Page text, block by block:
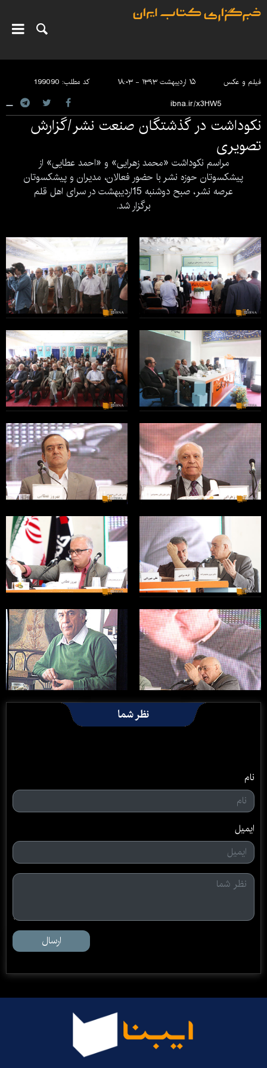
فیلم و عکس ۱۵ اردیبهشت ۱۳۹۳ - ۱۸:۰۳ کد مطلب: 199090
نکوداشت در گذشتگان صنعت نشر/گزارش
تصویری
مراسم نکوداشت «محمد زهرایی» و «احمد عطایی» از
پیشکسوتان حوزه نشر با حضور فعالان، مدیران و پیشکسوتان
عرصه نشر، صبح دوشنبه 15اردیبهشت در سرای اهل قلم
برگزار شد.
نظر شما
نام
ایمیل
ارسال